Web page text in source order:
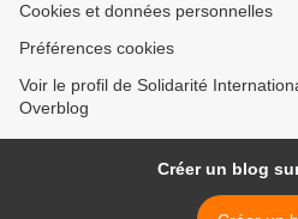
Cookies et données personnelles
Préférences cookies
Voir le profil de Solidarité
Overblog
Créer un blog